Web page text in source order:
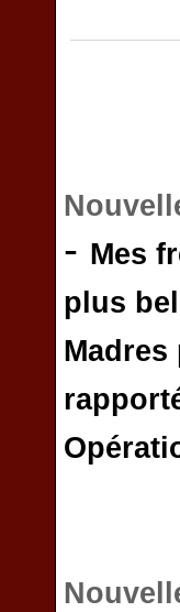
- Mes
plus
Madres